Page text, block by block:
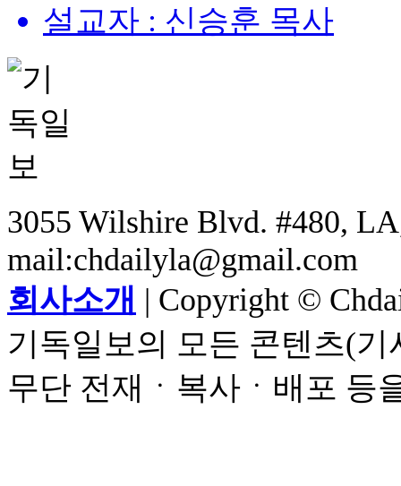
설교자 : 신승훈 목사
3055 Wilshire Blvd. #480,
mail:chdailyla@gmail.com
회사소개 | Copyright ©
기독일보의 모든 콘텐츠(
무단 전재ㆍ복사ㆍ배포 등